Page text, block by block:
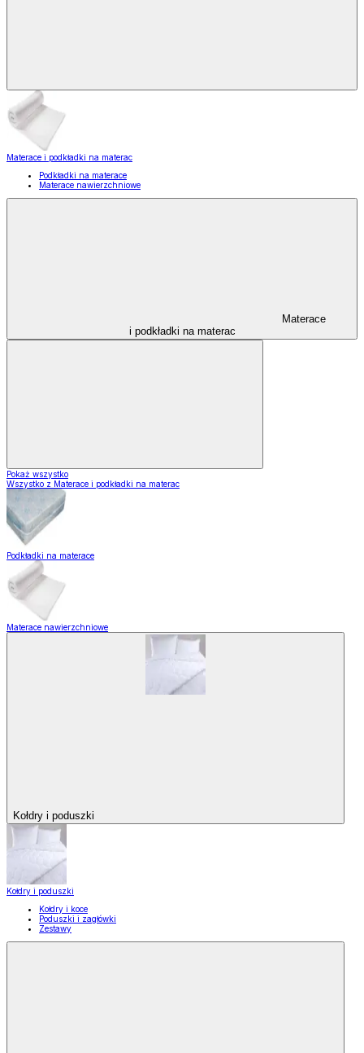
Materace i podkładki na materac
Podkładki na materace
Materace nawierzchniowe
Materace
i podkładki na materac
Pokaż wszystko
Wszystko z Materace i podkładki na materac
Podkładki na materace
Materace nawierzchniowe
Kołdry i poduszki
Kołdry i poduszki
Kołdry i koce
Poduszki i zagłówki
Zestawy